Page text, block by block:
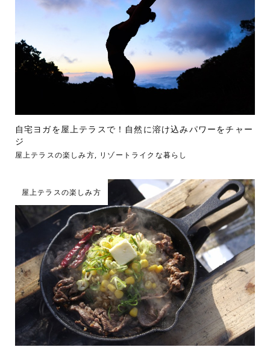
自宅ヨガを屋上テラスで！自然に溶け込みパワーをチャー
ジ
屋上テラスの楽しみ方, リゾートライクな暮らし
屋上テラスの楽しみ方